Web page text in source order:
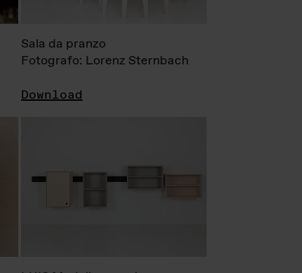
Sala da pranzo
Fotografo: Lorenz Sternbach
Download